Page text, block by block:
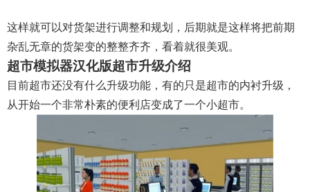
这样就可以对货架进行调整和规划，后期就是这样将把前期
杂乱无章的货架变的整整齐齐，看着就很美观。
超市模拟器汉化版超市升级介绍
目前超市还没有什么升级功能，有的只是超市的内衬升级，
从开始一个非常朴素的便利店变成了一个小超市。